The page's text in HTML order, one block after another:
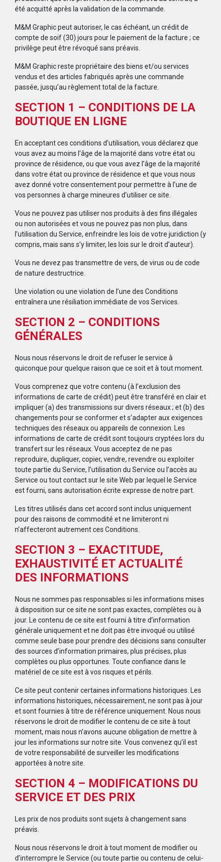
été acquitté après la validation de la commande.
M&M Graphic peut autoriser, le cas échéant, un crédit de
compte de soif (30) jours pour le paiement de la facture ; ce
privilège peut être révoqué sans préavis.
M&M Graphic reste propriétaire des biens et/ou services
vendus et des articles fabriqués après une commande
passée, jusqu’au règlement total de la facture.
SECTION 1 – CONDITIONS DE LA
BOUTIQUE EN LIGNE
En acceptant ces conditions d’utilisation, vous déclarez que
vous avez au moins l’âge de la majorité dans votre état ou
province de résidence, ou que vous avez l’âge de la majorité
dans votre état ou province de résidence et que vous nous
avez donné votre consentement pour permettre à l’une de
vos personnes à charge mineures d’utiliser ce site.
Vous ne pouvez pas utiliser nos produits à des fins illégales
ou non autorisées et vous ne pouvez pas non plus, dans
l’utilisation du Service, enfreindre les lois de votre juridiction (y
compris, mais sans s’y limiter, les lois sur le droit d’auteur).
Vous ne devez pas transmettre de vers, de virus ou de code
de nature destructrice.
Une violation ou une violation de l’une des Conditions
entraînera une résiliation immédiate de vos Services.
SECTION 2 – CONDITIONS
GÉNÉRALES
Nous nous réservons le droit de refuser le service à
quiconque pour quelque raison que ce soit et à tout moment.
Vous comprenez que votre contenu (à l’exclusion des
informations de carte de crédit) peut être transféré en clair et
impliquer (a) des transmissions sur divers réseaux ; et (b) des
changements pour se conformer et s’adapter aux exigences
techniques des réseaux ou appareils de connexion. Les
informations de carte de crédit sont toujours cryptées lors du
transfert sur les réseaux. Vous acceptez de ne pas
reproduire, dupliquer, copier, vendre, revendre ou exploiter
toute partie du Service, l’utilisation du Service ou l’accès au
Service ou tout contact sur le site Web par lequel le Service
est fourni, sans autorisation écrite expresse de notre part.
Les titres utilisés dans cet accord sont inclus uniquement
pour des raisons de commodité et ne limiteront ni
n’affecteront autrement ces Conditions.
SECTION 3 – EXACTITUDE,
EXHAUSTIVITÉ ET ACTUALITÉ
DES INFORMATIONS
Nous ne sommes pas responsables si les informations mises
à disposition sur ce site ne sont pas exactes, complètes ou à
jour. Le contenu de ce site est fourni à titre d’information
générale uniquement et ne doit pas être invoqué ou utilisé
comme seule base pour prendre des décisions sans consulter
des sources d’information primaires, plus précises, plus
complètes ou plus opportunes. Toute confiance dans le
matériel de ce site est à vos risques et périls.
Ce site peut contenir certaines informations historiques. Les
informations historiques, nécessairement, ne sont pas à jour
et sont fournies à titre de référence uniquement. Nous nous
réservons le droit de modifier le contenu de ce site à tout
moment, mais nous n’avons aucune obligation de mettre à
jour les informations sur notre site. Vous convenez qu’il est
de votre responsabilité de surveiller les modifications
apportées à notre site.
SECTION 4 – MODIFICATIONS DU
SERVICE ET DES PRIX
Les prix de nos produits sont sujets à changement sans
préavis.
Nous nous réservons le droit à tout moment de modifier ou
d’interrompre le Service (ou toute partie ou contenu de celui-